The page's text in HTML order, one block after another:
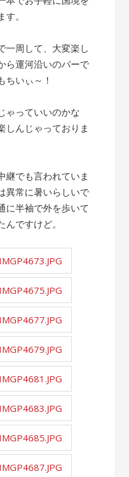
。
一周して、大変楽し
ら運河沿いのバーで
ちいぃ～！
ゃっていいのかな
しんじゃっておりま
継でも言われていま
異常に暑いらしいで
に半袖で外を歩いて
ですけど。